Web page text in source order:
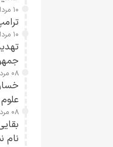
۱۰ مرداد ۱۴۰۵ / ۱۱:۵۹
۱۰ مرداد ۱۴۰۵ / ۰۹:۰۵
۰۸ مرداد ۱۴۰۵ / ۱۹:۳۵
۰۸ مرداد ۱۴۰۵ / ۱۹:۰۳
نام